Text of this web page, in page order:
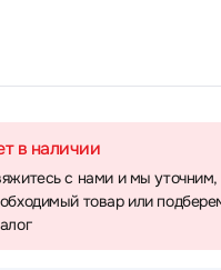
в наличии
с нами и мы уточним,
товар или